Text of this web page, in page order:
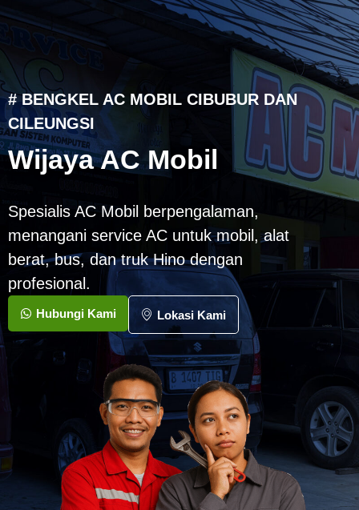
# BENGKEL AC MOBIL CIBUBUR DAN
CILEUNGSI
Wijaya AC Mobil
Spesialis AC Mobil berpengalaman,
menangani service AC untuk mobil, alat
berat, bus, dan truk Hino dengan
profesional.
Hubungi Kami Lokasi Kami